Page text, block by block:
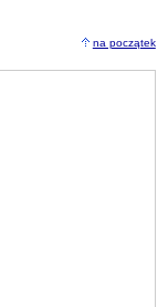
na początek